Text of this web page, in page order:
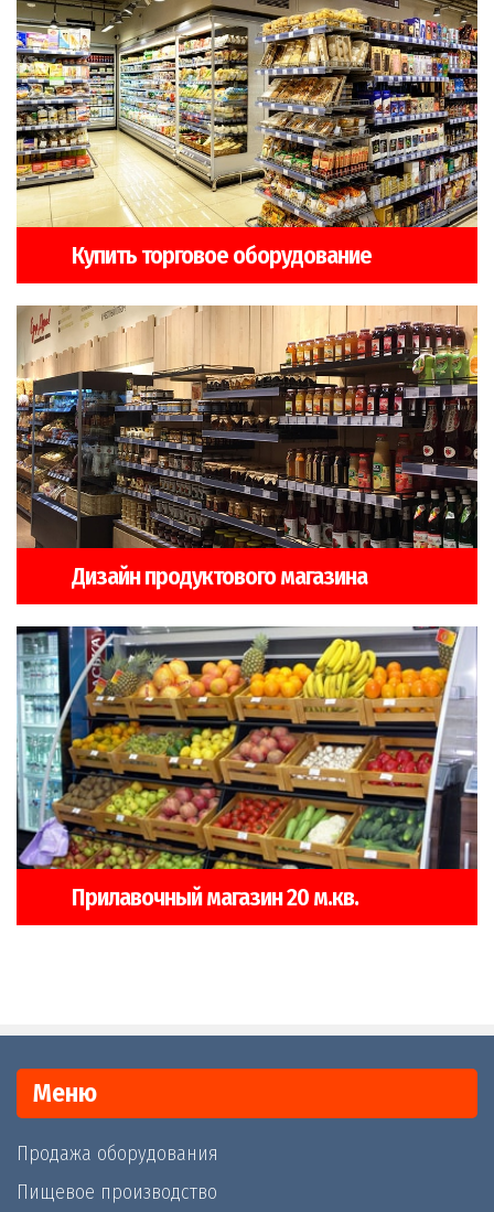
Купить торговое оборудование
Дизайн продуктового магазина
Прилавочный магазин 20 м.кв.
Меню
Продажа оборудования
Пищевое производство